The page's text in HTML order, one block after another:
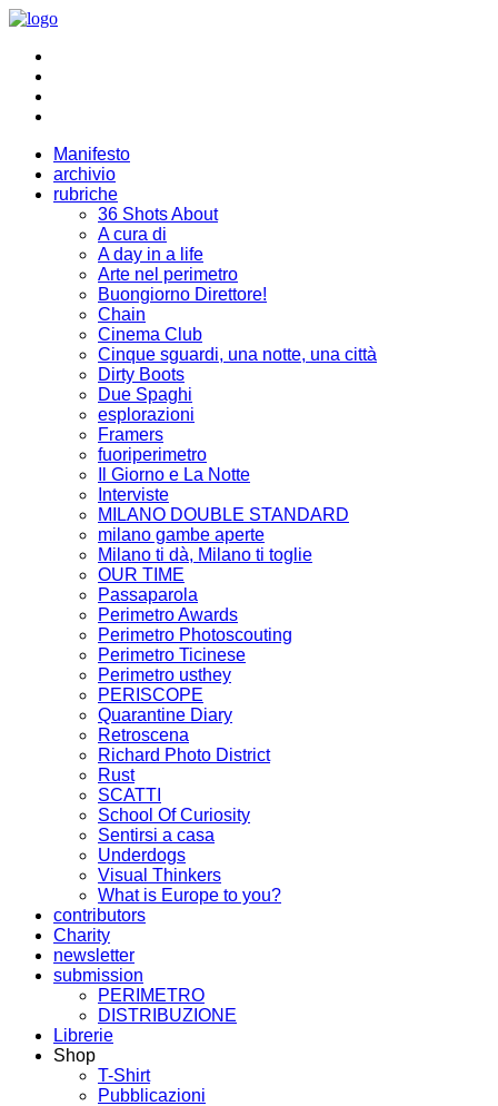
Manifesto
archivio
rubriche
36 Shots About
A cura di
A day in a life
Arte nel perimetro
Buongiorno Direttore!
Chain
Cinema Club
Cinque sguardi, una notte, una città
Dirty Boots
Due Spaghi
esplorazioni
Framers
fuoriperimetro
Il Giorno e La Notte
Interviste
MILANO DOUBLE STANDARD
milano gambe aperte
Milano ti dà, Milano ti toglie
OUR TIME
Passaparola
Perimetro Awards
Perimetro Photoscouting
Perimetro Ticinese
Perimetro usthey
PERISCOPE
Quarantine Diary
Retroscena
Richard Photo District
Rust
SCATTI
School Of Curiosity
Sentirsi a casa
Underdogs
Visual Thinkers
What is Europe to you?
contributors
Charity
newsletter
submission
PERIMETRO
DISTRIBUZIONE
Librerie
Shop
T-Shirt
Pubblicazioni